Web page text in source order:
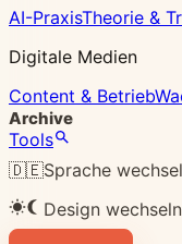
AI-PraxisTheorie &
Digitale Medien
Content & Betrieb
Archive
Tools
🇩🇪Sprache
Design wechseln